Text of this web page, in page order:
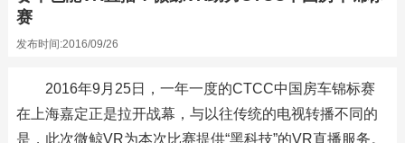
赛
发布时间:2016/09/26
2016年9月25日，一年一度的CTCC中国房车锦标赛
在上海嘉定正是拉开战幕，与以往传统的电视转播不同的
是，此次微鲸VR为本次比赛提供“黑科技”的VR直播服务。